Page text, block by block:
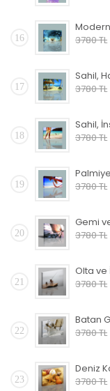
16
3780 TL
17
3780 TL
18
3780 TL
19
3780 TL
20
3780 TL
21
3780 TL
22
3780 TL
23
3780 TL